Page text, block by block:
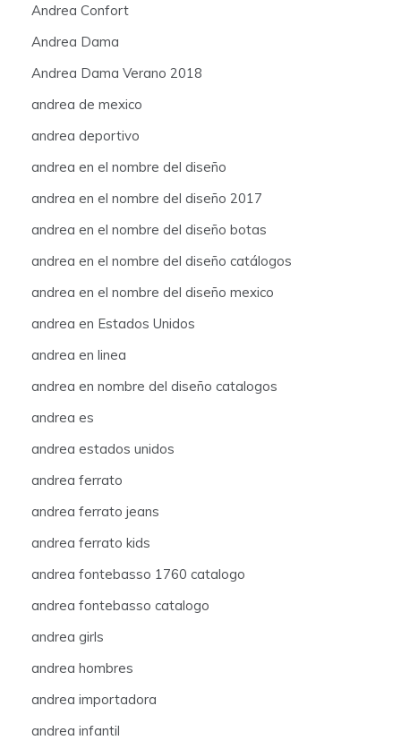
Andrea Confort
Andrea Dama
Andrea Dama Verano 2018
andrea de mexico
andrea deportivo
andrea en el nombre del diseño
andrea en el nombre del diseño 2017
andrea en el nombre del diseño botas
andrea en el nombre del diseño catálogos
andrea en el nombre del diseño mexico
andrea en Estados Unidos
andrea en linea
andrea en nombre del diseño catalogos
andrea es
andrea estados unidos
andrea ferrato
andrea ferrato jeans
andrea ferrato kids
andrea fontebasso 1760 catalogo
andrea fontebasso catalogo
andrea girls
andrea hombres
andrea importadora
andrea infantil